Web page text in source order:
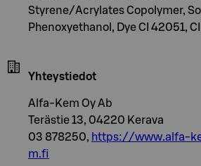
Styrene/Acrylates Copolymer,
Phenoxyethanol, Dye CI 42051,
Yhteystiedot
Alfa-Kem Oy Ab
Terästie 13, 04220 Kerava
03 878250, https://www.alfa-
m.fi